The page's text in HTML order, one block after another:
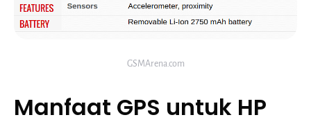
GSMArena.com
Manfaat GPS untuk HP